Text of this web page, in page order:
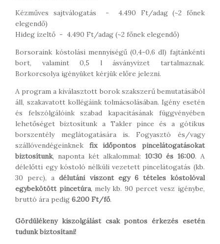
Kézműves sajtválogatás - 4.490 Ft/adag (~2 főnek
elegendő)
Hideg ízeltő - 4.490 Ft/adag (~2 főnek elegendő)
Borsoraink kóstolási mennyiségű (0,4-0,6 dl) fajtánkénti
bort, valamint 0,5 l ásványvizet tartalmaznak.
Borkorcsolya igényüket kérjük előre jelezni.
A program a kiválasztott borok szakszerű bemutatásából
áll, szakavatott kollégáink tolmácsolásában. Igény esetén
és felszólgálóink szabad kapacitásának függvényében
lehetőséget biztosítunk a Takler pince és a gótikus
borszentély meglátogatására is. Fogyasztó és/vagy
szállóvendégeinknek fix időpontos pincelátogatásokat
biztosítunk, naponta két alkalommal: 10:30 és 16:00. A
délelőtti egy kóstoló nélküli vezetett pincelátogatás (kb.
30 perc), a délutáni viszont egy 6 tételes kóstolóval
egybekötött pincetúra, mely kb. 90 percet vesz igénybe,
bruttó ára pedig6.200 Ft/fő.
Gördülékeny kiszolgálást csak pontos érkezés esetén
tudunk biztosítani!